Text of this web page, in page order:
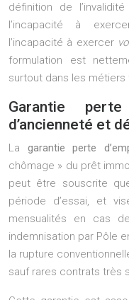
définition de
l’incapacité à
l’incapacité à exercer
formulation est
surtout dans les
Garantie
d’ancienneté et
La garantie perte
chômage » du prêt
peut être souscrite
période d’essai, et
mensualités en cas
indemnisation par Pôle
la rupture
sauf rares contrats très